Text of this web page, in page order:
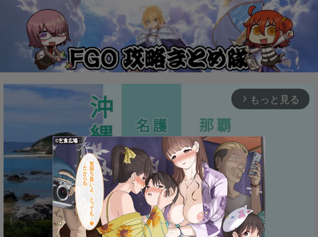
arrow_forward_ios もっと見る